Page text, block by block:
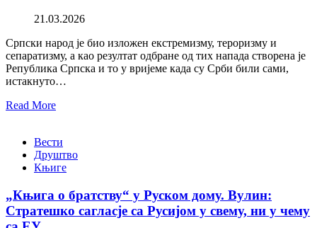
21.03.2026
Српски народ је био изложен екстремизму, тероризму и
сепаратизму, а као резултат одбране од тих напада створена је
Република Српска и то у вријеме када су Срби били сами,
истакнуто…
Read More
Вести
Друштво
Књиге
„Књига о братству“ у Руском дому. Вулин:
Стратешко сагласје са Русијом у свему, ни у чему